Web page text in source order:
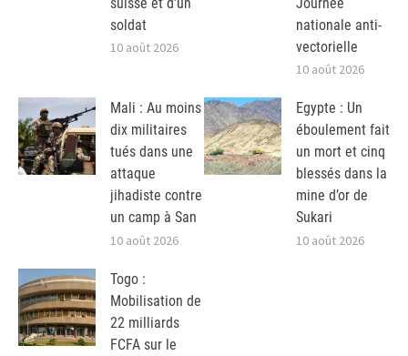
soldat
10 août 2026
nationale anti-
vectorielle
10 août 2026
Mali : Au moins
dix militaires
tués dans une
attaque
jihadiste contre
un camp à San
10 août 2026
Egypte : Un
éboulement fait
un mort et cinq
blessés dans la
mine d’or de
Sukari
10 août 2026
Togo :
Mobilisation de
22 milliards
FCFA sur le